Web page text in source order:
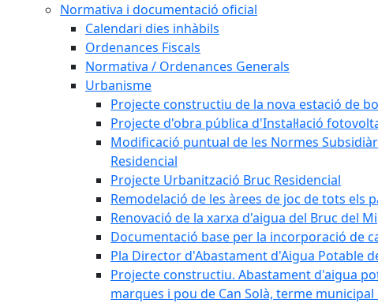
Normativa i documentació oficial
Calendari dies inhàbils
Ordenances Fiscals
Normativa / Ordenances Generals
Urbanisme
Projecte constructiu de la nova estació de
Projecte d'obra pública d'Instal·lació
Modificació puntual de les Normes
Residencial
Projecte Urbanització Bruc Residencial
Remodelació de les àrees de joc de tots els
Renovació de la xarxa d'aigua del Bruc del
Documentació base per la incorporació de
Pla Director d'Abastament d'Aigua Potable
Projecte constructiu. Abastament d'aigua
marques i pou de Can Solà, terme municipal